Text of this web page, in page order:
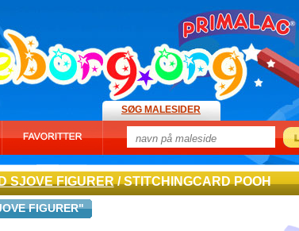
SØG MALESIDER
SJOVE FIGURER/ STITCHINGCARD POOH
FIGURER"